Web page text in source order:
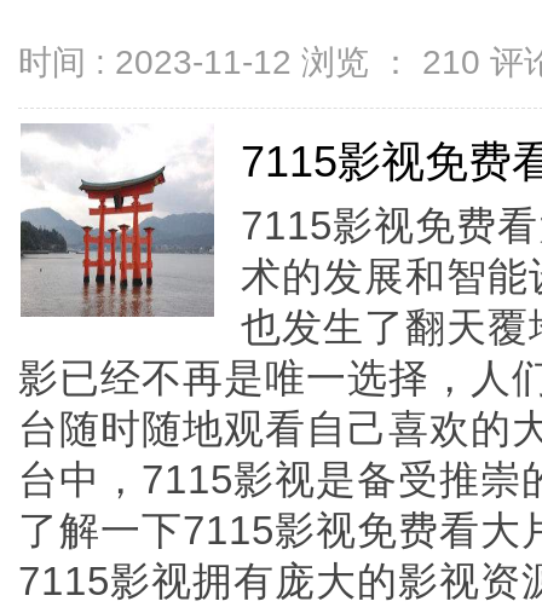
时间 : 2023-11-12 浏览 ： 210 评
7115影视免费
7115影视免费
术的发展和智
也发生了翻天
影已经不再是唯一选择，人
台随时随地观看自己喜欢的
台中，7115影视是备受推
了解一下7115影视免费看大
7115影视拥有庞大的影视资